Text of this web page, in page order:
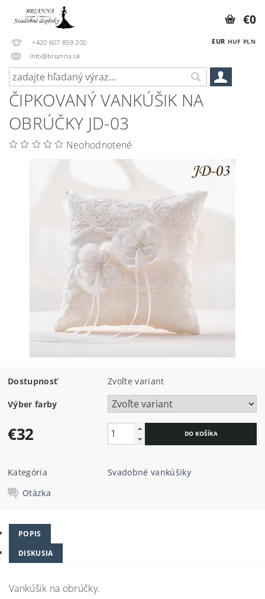
+420 607 859 200
info@brianna.sk
EUR HUF PLN
€0
ČIPKOVANÝ VANKÚŠIK NA
OBRÚČKY JD-03
Neohodnotené
Dostupnosť Zvoľte variant
Výber farby
€32
Kategória
Svadobné vankúšiky
Otázka
POPIS
DISKUSIA
Vankúšik na obrúčky.